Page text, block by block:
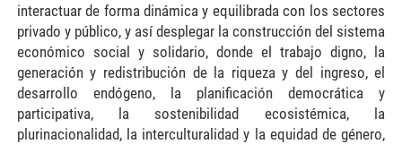
interactuar de forma dinámica y equilibrada con los sectores
privado y público, y así desplegar la construcción del sistema
económico social y solidario, donde el trabajo digno, la
generación y redistribución de la riqueza y del ingreso, el
desarrollo endógeno, la planificación democrática y
participativa, la sostenibilidad ecosistémica, la
plurinacionalidad, la interculturalidad y la equidad de género,